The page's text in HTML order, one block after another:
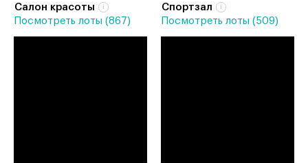
Салон красоты
Посмотреть лоты (867)
Спортзал
Посмотреть лоты (509)